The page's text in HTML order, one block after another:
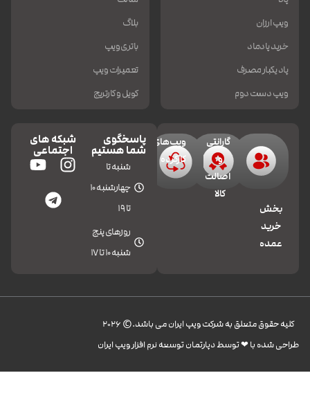
ویپ ارزان
خرید پادماد
پاد یکبار مصرف
ویپ دست دوم
بلاگ
باتری ویپ
تعمیرات ویپ
کویل و کارتریج
بخش
خرید
عمده
گارانتی
و
اصالت
کالا
ویپ‌های
کارکرده
پاسخگوی
شما هستیم
شنبه تا
چهارشنبه 10
تا 19
روزهای پنج
شنبه 10 تا 17
شبکه های
اجتماعی
کليه حقوق متعلق به شرکت ویپ ایران می باشد.© 2026
طراحی شده با ❤︎ توسط دپارتمان توسعه نرم افزار ویپ ایران